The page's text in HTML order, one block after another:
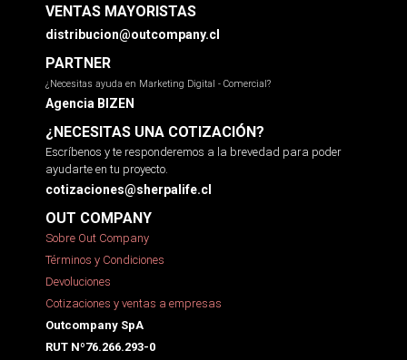
VENTAS MAYORISTAS
distribucion@outcompany.cl
PARTNER
¿Necesitas ayuda en Marketing Digital - Comercial?
Agencia BIZEN
¿NECESITAS UNA COTIZACIÓN?
Escríbenos y te responderemos a la brevedad para poder
ayudarte en tu proyecto.
cotizaciones@sherpalife.cl
OUT COMPANY
Sobre Out Company
Términos y Condiciones
Devoluciones
Cotizaciones y ventas a empresas
Outcompany SpA
RUT Nº76.266.293-0